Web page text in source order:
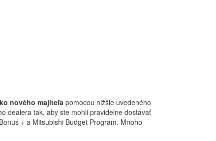
nového majiteľa pomocou nižšie uvedeného
dealera tak, aby ste mohli pravidelne dostávať
+ a Mitsubishi Budget Program. Mnoho